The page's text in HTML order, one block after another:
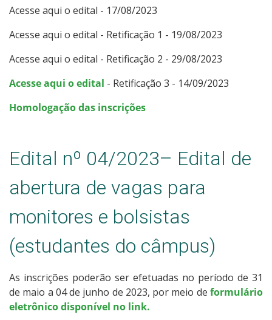
Acesse aqui o edital - 17/08/2023
Acesse aqui o edital - Retificação 1 - 19/08/2023
Acesse aqui o edital - Retificação 2 - 29/08/2023
Acesse aqui o edital - Retificação 3 - 14/09/2023
Homologação das inscrições
Edital nº 04/2023– Edital de
abertura de vagas para
monitores e bolsistas
(estudantes do câmpus)
As inscrições poderão ser efetuadas no período de 31
de maio a 04 de junho de 2023, por meio de formulário
eletrônico disponível no link.